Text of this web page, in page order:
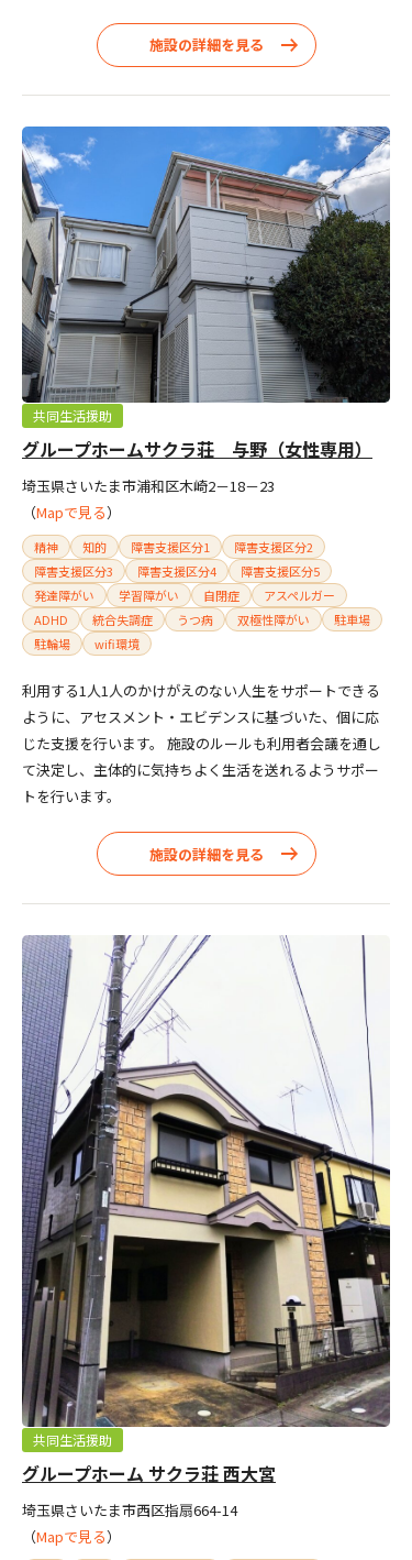
施設の詳細を見る
共同生活援助
グループホームサクラ荘 与野（女性専用）
埼玉県さいたま市浦和区木崎2－18－23
（Mapで見る）
精神 知的 障害支援区分1
障害支援区分2
障害支援区分3
障害支援区分4
障害支援区分5
発達障がい
学習障がい 自閉症
アスペルガー
ADHD
統合失調症 うつ病 双極性障がい
駐車場
駐輪場
wifi環境
利用する1人1人のかけがえのない人生をサポートできる
ように、アセスメント・エビデンスに基づいた、個に応
じた支援を行います。 施設のルールも利用者会議を通し
て決定し、主体的に気持ちよく生活を送れるようサポー
トを行います。
施設の詳細を見る
共同生活援助
グループホーム サクラ荘 西大宮
埼玉県さいたま市西区指扇664-14
（Mapで見る）